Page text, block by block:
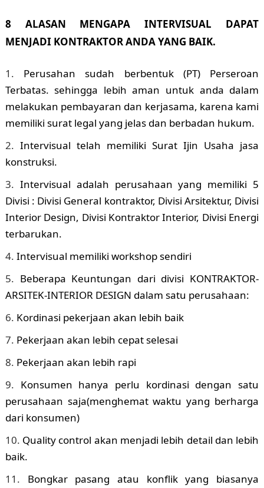
8 ALASAN MENGAPA INTERVISUAL DAPAT
MENJADI KONTRAKTOR ANDA YANG BAIK.
Perusahan sudah berbentuk (PT) Perseroan
Terbatas. sehingga lebih aman untuk anda dalam
melakukan pembayaran dan kerjasama, karena kami
memiliki surat legal yang jelas dan berbadan hukum.
Intervisual telah memiliki Surat Ijin Usaha jasa
konstruksi.
Intervisual adalah perusahaan yang memiliki 5
Divisi : Divisi General kontraktor, Divisi Arsitektur, Divisi
Interior Design, Divisi Kontraktor Interior, Divisi Energi
terbarukan.
Intervisual memiliki workshop sendiri
Beberapa Keuntungan dari divisi KONTRAKTOR-
ARSITEK-INTERIOR DESIGN dalam satu perusahaan:
Kordinasi pekerjaan akan lebih baik
Pekerjaan akan lebih cepat selesai
Pekerjaan akan lebih rapi
Konsumen hanya perlu kordinasi dengan satu
perusahaan saja(menghemat waktu yang berharga
dari konsumen)
Quality control akan menjadi lebih detail dan lebih
baik.
Bongkar pasang atau konflik yang biasanya